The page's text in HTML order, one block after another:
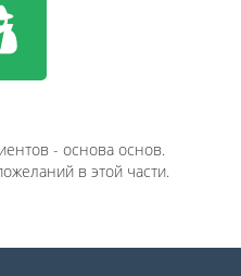
- основа основ.
в этой части.